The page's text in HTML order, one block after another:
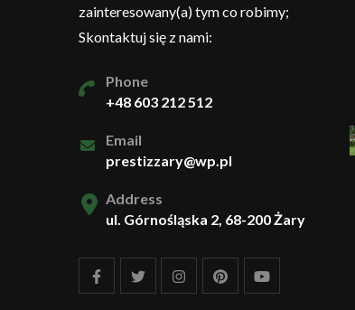
zainteresowany(a) tym co robimy;
Skontaktuj się z nami:
Phone
+48 603 212 512
Email
prestizzary@wp.pl
Address
ul. Górnośląska 2, 68-200 Żary